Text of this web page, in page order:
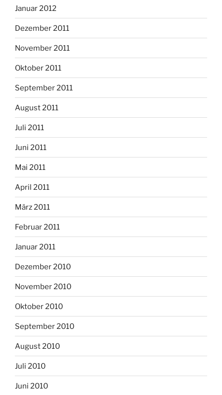
Januar 2012
Dezember 2011
November 2011
Oktober 2011
September 2011
August 2011
Juli 2011
Juni 2011
Mai 2011
April 2011
März 2011
Februar 2011
Januar 2011
Dezember 2010
November 2010
Oktober 2010
September 2010
August 2010
Juli 2010
Juni 2010